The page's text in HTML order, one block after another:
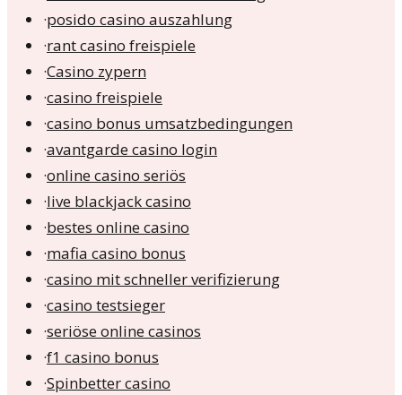
·posido casino auszahlung
·rant casino freispiele
·Casino zypern
·casino freispiele
·casino bonus umsatzbedingungen
·avantgarde casino login
·online casino seriös
·live blackjack casino
·bestes online casino
·mafia casino bonus
·casino mit schneller verifizierung
·casino testsieger
·seriöse online casinos
·f1 casino bonus
·Spinbetter casino